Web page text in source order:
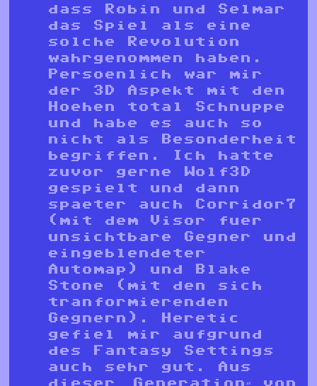
dass Robin und Selmar
das Spiel als eine
solche Revolution
wahrgenommen haben.
Persoenlich war mir
der 3D Aspekt mit den
Hoehen total Schnuppe
und habe es auch so
nicht als Besonderheit
begriffen. Ich hatte
zuvor gerne Wolf3D
gespielt und dann
spaeter auch Corridor7
(mit dem Visor fuer
unsichtbare Gegner und
eingeblendeter
Automap) und Blake
Stone (mit den sich
tranformierenden
Gegnern). Heretic
gefiel mir aufgrund
des Fantasy Settings
auch sehr gut. Aus
dieser „Generation“ von